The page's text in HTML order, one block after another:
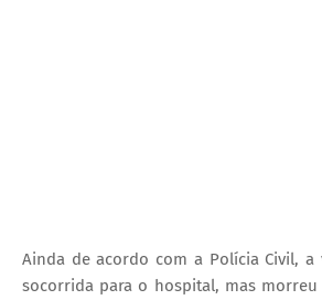
Ainda de acordo com a Polícia Civil,
socorrida para o hospital, mas morreu